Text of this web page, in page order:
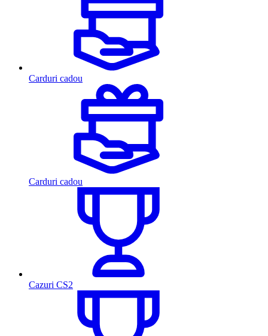
Carduri cadou
Carduri cadou
Cazuri CS2